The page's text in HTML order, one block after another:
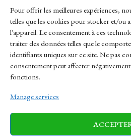
Pour offrir les meilleures expériences,
telles que les cookies pour stocker et/ou
l'appareil. Le consentement à ces
traiter des données telles que le
identifiants uniques sur ce site. Ne pas
consentement peut affecter
fonctions.
Manage services
Links
Contact
Sitemap
News Finance-